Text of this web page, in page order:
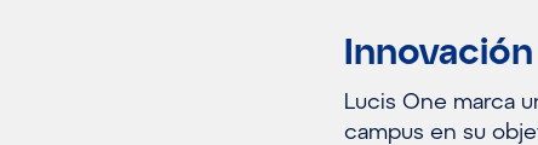
Lucis One marca
campus en su